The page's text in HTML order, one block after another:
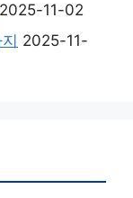
2025-11-02
2025-11-